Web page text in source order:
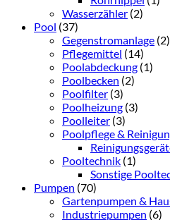
Wasserzähler (2)
Pool (37)
Gegenstromanlage (2)
Pflegemittel (14)
Poolabdeckung (1)
Poolbecken (2)
Poolfilter (3)
Poolheizung (3)
Poolleiter (3)
Poolpflege &
Pooltechnik (1)
Sonstige
Pumpen (70)
Gartenpumpen &
Industriepumpen (6)